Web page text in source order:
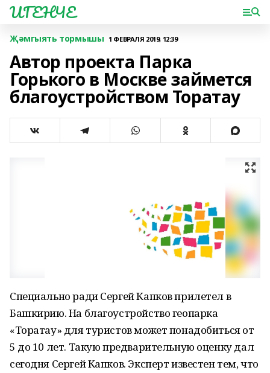
ИГЕНЧЕ
Җәмгыять тормышы 1 ФЕВРАЛЯ 2019, 12:39
Автор проекта Парка
Горького в Москве займется
благоустройством Торатау
Специально ради Сергей Капков прилетел в
Башкирию. На благоустройство геопарка
«Торатау» для туристов может понадобиться от
5 до 10 лет. Такую предварительную оценку дал
сегодня Сергей Капков. Эксперт известен тем, что